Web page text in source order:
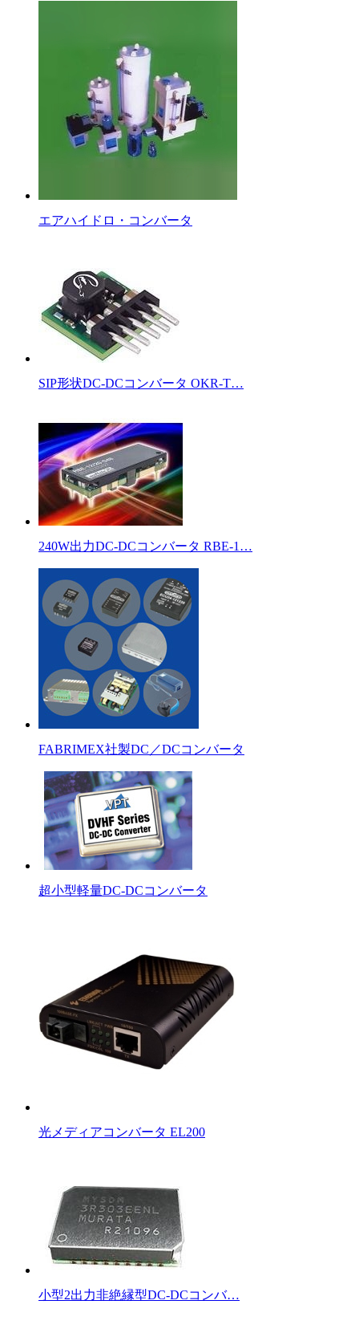
エアハイドロ・コンバータ
SIP形状DC-DCコンバータ OKR-T…
240W出力DC-DCコンバータ RBE-1…
FABRIMEX社製DC／DCコンバータ
超小型軽量DC-DCコンバータ
光メディアコンバータ EL200
小型2出力非絶縁型DC-DCコンバ…